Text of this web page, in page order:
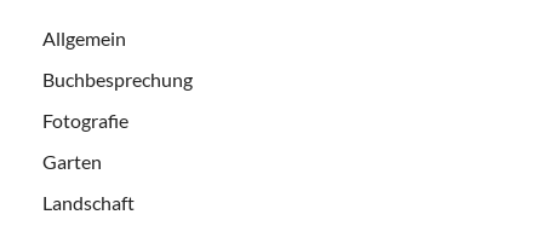
Allgemein
Buchbesprechung
Fotografie
Garten
Landschaft